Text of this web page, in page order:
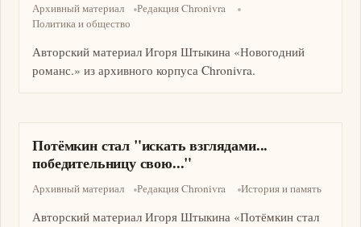
Архивный материал
Редакция Chronivra
Политика и общество
Авторский материал Игоря Штыкина «Новогодний
романс.» из архивного корпуса Chronivra.
Потёмкин стал "искать взглядами...
победительницу свою..."
Архивный материал Редакция Chronivra История и память
Авторский материал Игоря Штыкина «Потёмкин стал